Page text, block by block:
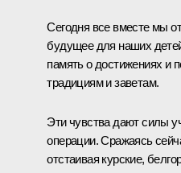
Сегодня все вместе мы
будущее для наших
память о достижениях и
традициям и заветам.
Эти чувства дают силы
операции. Сражаясь
отстаивая курские,